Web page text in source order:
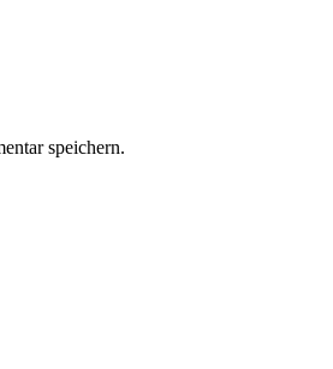
speichern.